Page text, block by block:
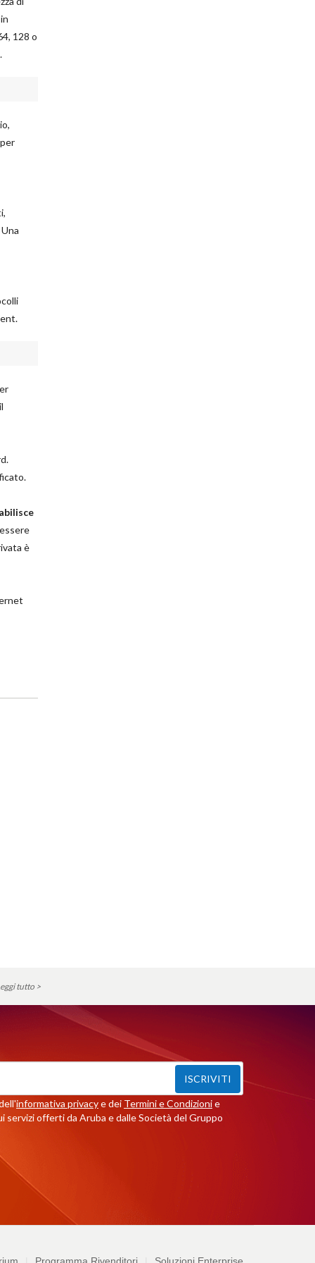
128 o
è
tutto >
ISCRIVITI
informativa privacye dei Termini e Condizionie
offerti da Aruba e dalle Società del Gruppo
Programma Rivenditori Soluzioni Enterprise